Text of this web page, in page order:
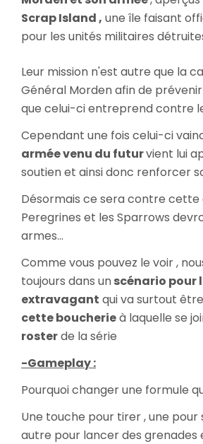
Scrap Island , une île faisant
pour les unités militaires
Leur mission n'est autre que la
Général Morden afin de
que celui-ci entreprend contre
Cependant une fois celui-ci
armée venu du futurvient lui
soutien et ainsi donc renforcer
Désormais ce sera contre cette
Peregrines et les Sparrows
armes...
Comme vous pouvez le voir ,
toujours dans unscénario pour
extravagant qui va surtout être
cette boucherieà laquelle se
rosterde la série
-Gameplay :
Pourquoi changer une formule
Une touche pour tirer , une pour
autre pour lancer des grenades